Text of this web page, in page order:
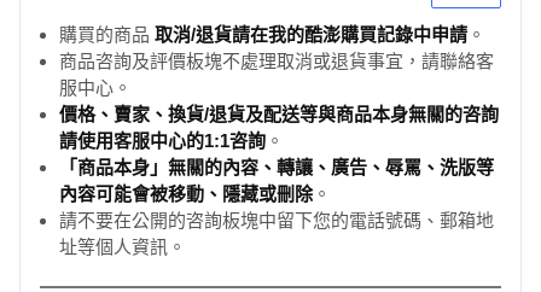
購買的商品 取消/退貨請在我的酷澎購買記錄中申請 。
商品咨詢及評價板塊不處理取消或退貨事宜，請聯絡客
服中心。
價格、賣家、換貨/退貨及配送等與商品本身無關的咨詢
請使用客服中心的1:1咨詢 。
「商品本身」無關的內容、轉讓、廣告、辱罵、洗版等
內容可能會被移動、隱藏或刪除。
請不要在公開的咨詢板塊中留下您的電話號碼、郵箱地
址等個人資訊。